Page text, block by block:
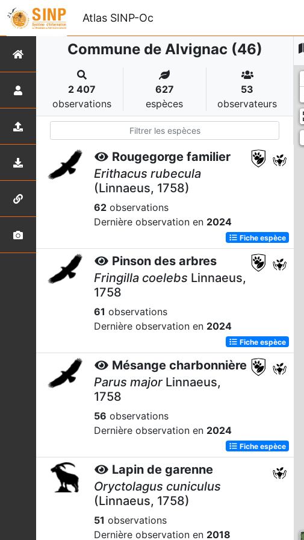
Atlas SINP-Oc
Commune de Alvignac (46)
2 407
observations
627
espèces
53
observateurs
Rougegorge familier
Erithacus rubecula
(Linnaeus, 1758)
62 observations
Dernière observation en 2024
Fiche espèce
Pinson des arbres
Fringilla coelebs Linnaeus,
1758
61 observations
Dernière observation en 2024
Fiche espèce
Mésange charbonnière
Parus major Linnaeus,
1758
56 observations
Dernière observation en 2024
Fiche espèce
Lapin de garenne
Oryctolagus cuniculus
(Linnaeus, 1758)
51 observations
Dernière observation en 2018